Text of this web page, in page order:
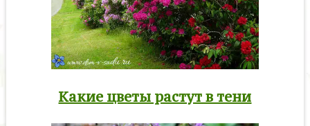
Какие цветы растут в тени